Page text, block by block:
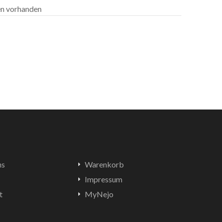
vorhanden
Warenkorb
Impressum
MyNejo